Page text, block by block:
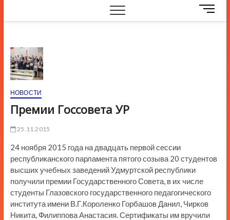
М
е
НОВОСТИ
Премии Госсовета УР
25.11.2015
24 ноября 2015 года на двадцать первой сессии
республиканского парламента пятого созыва 20 студентов
высших учебных заведений Удмуртской республики
получили премии Государственного Совета, в их числе
студенты Глазовского государственного педагогического
института имени В.Г.Короленко Горбашов Данил, Чирков
Никита, Филиппова Анастасия. Сертификаты им вручили